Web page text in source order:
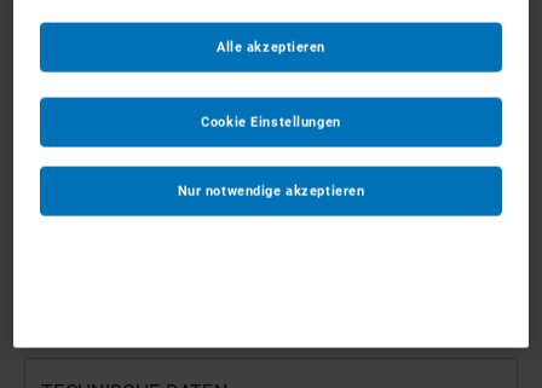
1
ZUM WARENKORB HINZUFÜGEN
Nur notwendige akzeptieren
Alle akzeptieren
Cookie Einstellungen